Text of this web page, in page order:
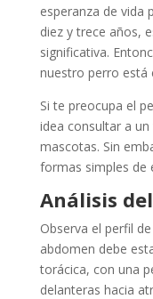
esperanza de vida
diez y trece años,
significativa.
nuestro perro está
Si te preocupa el
idea consultar a
mascotas. Sin
formas simples de
Análisis
Observa el perfil
abdomen debe
torácica, con una
delanteras hacia